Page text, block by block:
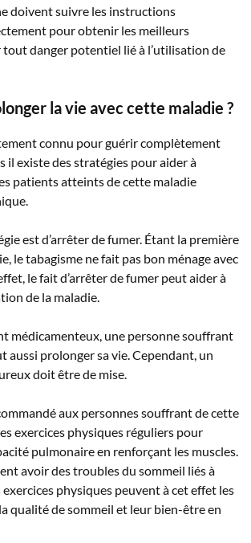
doivent suivre les instructions
pour obtenir les meilleurs
danger potentiel lié à l’utilisation de
la vie avec cette maladie ?
connu pour guérir complètement
il existe des stratégies pour aider à
patients atteints de cette maladie
est d’arrêter de fumer. Étant la première
le tabagisme ne fait pas bon ménage avec
le fait d’arrêter de fumer peut aider à
de la maladie.
médicamenteux, une personne souffrant
aussi prolonger sa vie. Cependant, un
doit être de mise.
aux personnes souffrant de cette
exercices physiques réguliers pour
pulmonaire en renforçant les muscles.
avoir des troubles du sommeil liés à
physiques peuvent à cet effet les
qualité de sommeil et leur bien-être en